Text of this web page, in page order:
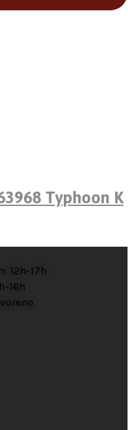
Typhoon K
12h-17h
16h